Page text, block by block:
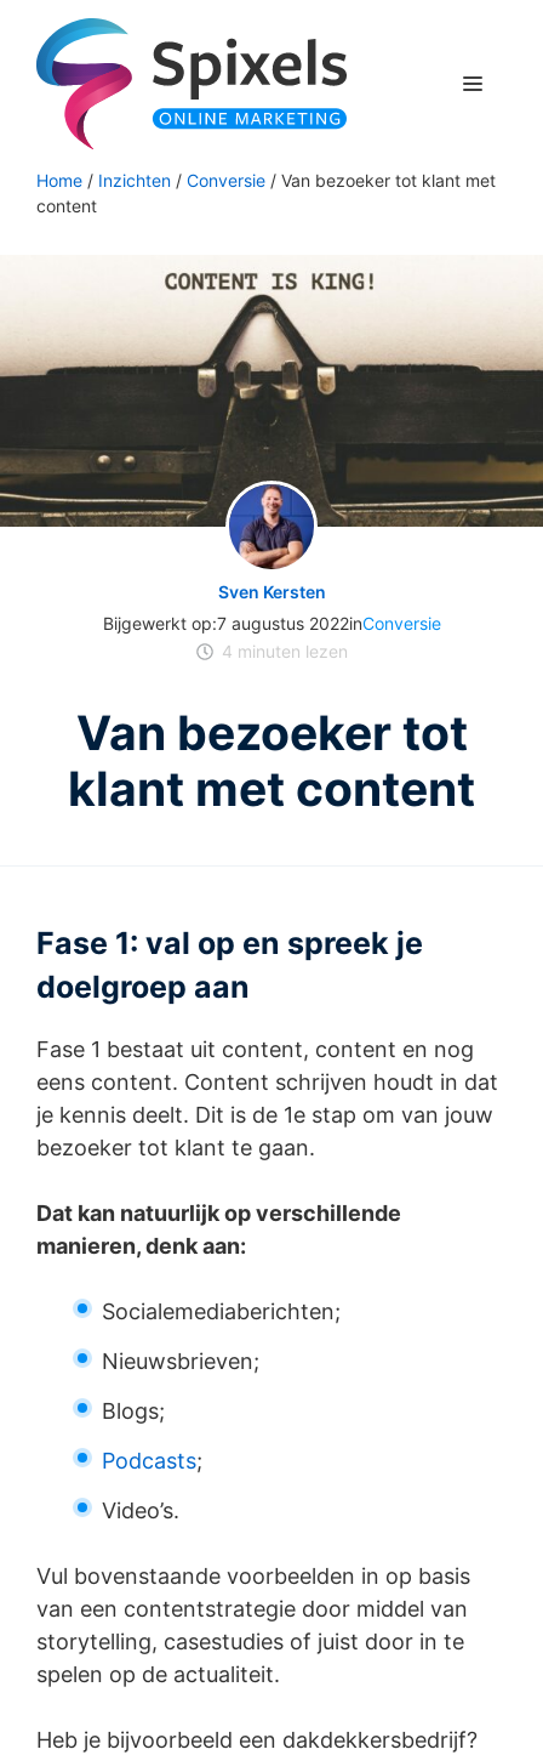
naar
inhoud
Menu
Home / Inzichten / Conversie / Van bezoeker tot klant met
content
Sven Kersten
Bijgewerkt op:7 augustus 2022inConversie
4 minuten lezen
Van bezoeker tot
klant met content
Fase 1: val op en spreek je
doelgroep aan
Fase 1 bestaat uit content, content en nog
eens content. Content schrijven houdt in dat
je kennis deelt. Dit is de 1e stap om van jouw
bezoeker tot klant te gaan.
Dat kan natuurlijk op verschillende
manieren, denk aan:
Socialemediaberichten;
Nieuwsbrieven;
Blogs;
Podcasts;
Video’s.
Vul bovenstaande voorbeelden in op basis
van een contentstrategie door middel van
storytelling, casestudies of juist door in te
spelen op de actualiteit.
Heb je bijvoorbeeld een dakdekkersbedrijf?